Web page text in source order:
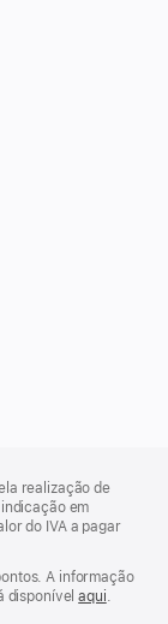
realização de
em
do IVA a pagar
A informação
disponívelaqui.